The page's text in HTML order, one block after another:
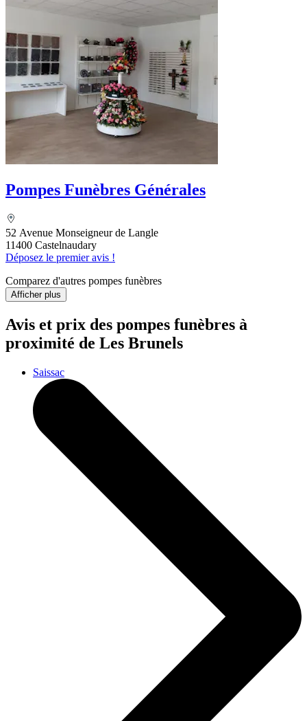
Pompes Funèbres Générales
52 Avenue Monseigneur de Langle
11400 Castelnaudary
Déposez le premier avis !
Comparez d'autres pompes funèbres
Afficher plus
Avis et prix des pompes funèbres à
proximité de Les Brunels
Saissac